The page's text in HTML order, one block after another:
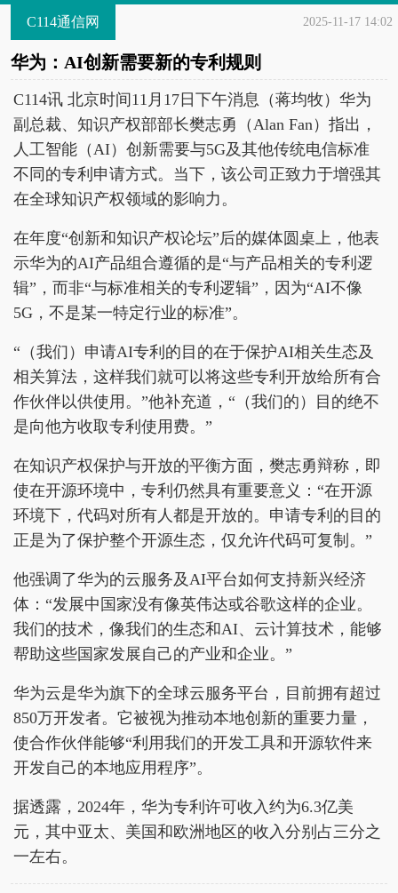
C114通信网 2025-11-17 14:02
华为：AI创新需要新的专利规则
C114讯 北京时间11月17日下午消息（蒋均牧）华为
副总裁、知识产权部部长樊志勇（Alan Fan）指出，
人工智能（AI）创新需要与5G及其他传统电信标准
不同的专利申请方式。当下，该公司正致力于增强其
在全球知识产权领域的影响力。
在年度“创新和知识产权论坛”后的媒体圆桌上，他表
示华为的AI产品组合遵循的是“与产品相关的专利逻
辑”，而非“与标准相关的专利逻辑”，因为“AI不像
5G，不是某一特定行业的标准”。
“（我们）申请AI专利的目的在于保护AI相关生态及
相关算法，这样我们就可以将这些专利开放给所有合
作伙伴以供使用。”他补充道，“（我们的）目的绝不
是向他方收取专利使用费。”
在知识产权保护与开放的平衡方面，樊志勇辩称，即
使在开源环境中，专利仍然具有重要意义：“在开源
环境下，代码对所有人都是开放的。申请专利的目的
正是为了保护整个开源生态，仅允许代码可复制。”
他强调了华为的云服务及AI平台如何支持新兴经济
体：“发展中国家没有像英伟达或谷歌这样的企业。
我们的技术，像我们的生态和AI、云计算技术，能够
帮助这些国家发展自己的产业和企业。”
华为云是华为旗下的全球云服务平台，目前拥有超过
850万开发者。它被视为推动本地创新的重要力量，
使合作伙伴能够“利用我们的开发工具和开源软件来
开发自己的本地应用程序”。
据透露，2024年，华为专利许可收入约为6.3亿美
元，其中亚太、美国和欧洲地区的收入分别占三分之
一左右。